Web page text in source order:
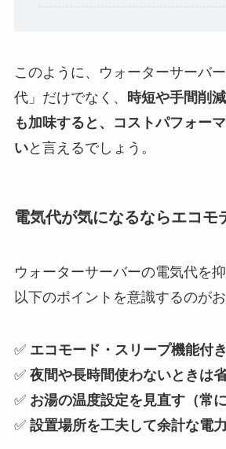
このように、ウォーターサーバ
代」だけでなく、 時短や手間削
も加味すると、コストパフォー
いと言えるでしょう。
電気代が気になるならエコモ
ウォーターサーバーの電気代を抑
以下のポイントを意識するのがお
✅ エコモード・スリープ機能付
✅ 夜間や長時間使わないときは
✅ お湯の温度設定を見直す（常
✅ 設置場所を工夫して余計な電